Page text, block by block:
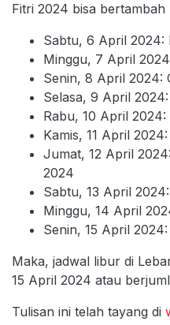
Fitri 2024 bisa bertambah
Sabtu, 6 April 2024:
Minggu, 7 April
Senin, 8 April 2024:
Selasa, 9 April
Rabu, 10 April
Kamis, 11 April
Jumat, 12 April
2024
Sabtu, 13 April
Minggu, 14 April
Senin, 15 April
Maka, jadwal libur di
15 April 2024 atau
Tulisan ini telah tayang di